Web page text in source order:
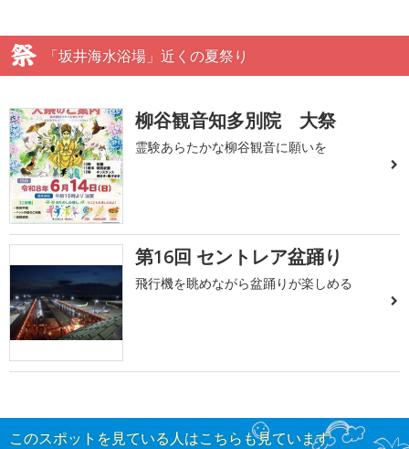
「坂井海水浴場」近くの夏祭り
柳谷観音知多別院 大祭
霊験あらたかな柳谷観音に願いを
第16回 セントレア盆踊り
飛行機を眺めながら盆踊りが楽しめる
このスポットを見ている人はこちらも見ています